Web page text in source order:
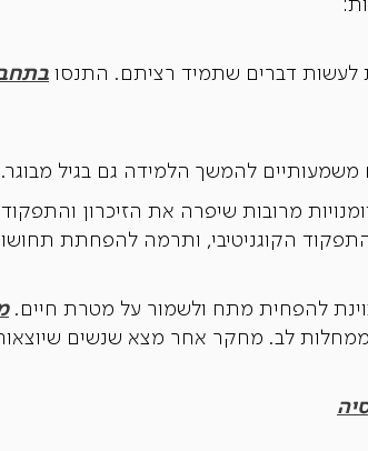
לעשות דברים שתמיד רציתם. התנסו
משמעותיים להמשך הלמידה גם בגיל מבוגר.
הקוגניטיבי, ותרמה להפחתת
להפחית מתח ולשמור על מטרת חיים.
סיכוי נמוך ב-32% למות ממחלות לב. מחקר אחר